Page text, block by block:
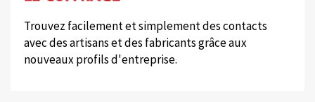
Trouvez facilement et simplement des contacts
avec des artisans et des fabricants grâce aux
nouveaux profils d'entreprise.